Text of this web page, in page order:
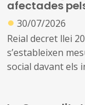
afectades
● 30/07/2026
Reial decret llei
s’estableixen
social davant els